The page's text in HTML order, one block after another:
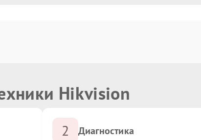
Hikvision
2 Диагностика